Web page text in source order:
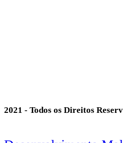
2021 - Todos os Direitos